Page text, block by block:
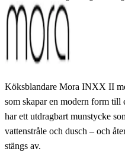
Köksblandare Mora INXX II
som skapar en modern form
har ett utdragbart munstycke
vattenstråle och dusch – och
stängs av.